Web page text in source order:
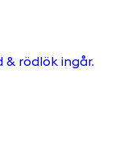
& rödlök ingår.